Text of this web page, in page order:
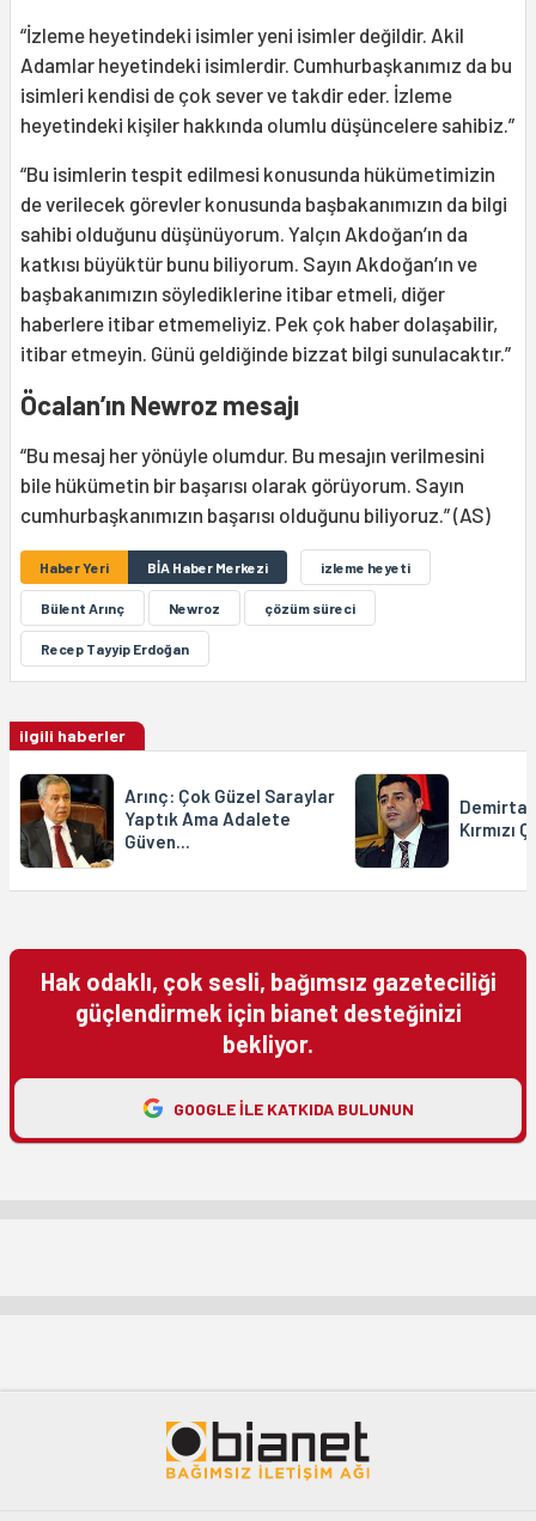
“İzleme heyetindeki isimler yeni isimler değildir. Akil
Adamlar heyetindeki isimlerdir. Cumhurbaşkanımız da bu
isimleri kendisi de çok sever ve takdir eder. İzleme
heyetindeki kişiler hakkında olumlu düşüncelere sahibiz.”
“Bu isimlerin tespit edilmesi konusunda hükümetimizin
de verilecek görevler konusunda başbakanımızın da bilgi
sahibi olduğunu düşünüyorum. Yalçın Akdoğan’ın da
katkısı büyüktür bunu biliyorum. Sayın Akdoğan’ın ve
başbakanımızın söylediklerine itibar etmeli, diğer
haberlere itibar etmemeliyiz. Pek çok haber dolaşabilir,
itibar etmeyin. Günü geldiğinde bizzat bilgi sunulacaktır.”
Öcalan’ın Newroz mesajı
“Bu mesaj her yönüyle olumdur. Bu mesajın verilmesini
bile hükümetin bir başarısı olarak görüyorum. Sayın
cumhurbaşkanımızın başarısı olduğunu biliyoruz.” (AS)
Haber Yeri BİA Haber Merkezi izleme heyeti
Bülent Arınç Newroz çözüm süreci
Recep Tayyip Erdoğan
ilgili haberler
Arınç: Çok Güzel Saraylar
Yaptık Ama Adalete
Güven...
Kırmızı
Hak odaklı, çok sesli, bağımsız gazeteciliği
güçlendirmek için bianet desteğinizi
bekliyor.
GOOGLE ILE KATKIDA BULUNUN